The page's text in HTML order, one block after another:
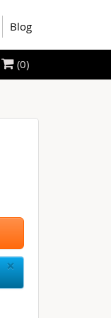
Blog
×Close
(0)